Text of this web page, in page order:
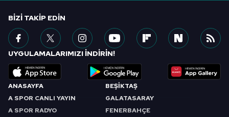
ANASAYFA
A SPOR CANLI YAYIN
A SPOR RADYO
BEŞİKTAŞ
GALATASARAY
FENERBAHÇE
BIZI TAKIP EDIN
UYGULAMALARIMIZI İNDİRİN!